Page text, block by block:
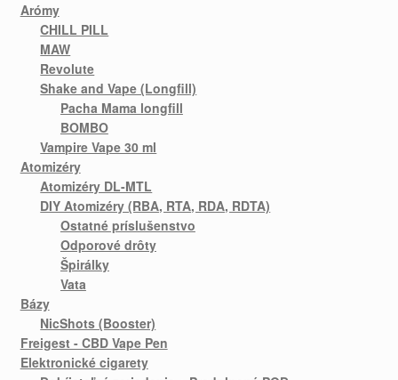
Arómy
CHILL PILL
MAW
Revolute
Shake and Vape (Longfill)
Pacha Mama longfill
BOMBO
Vampire Vape 30 ml
Atomizéry
Atomizéry DL-MTL
DIY Atomizéry (RBA, RTA, RDA, RDTA)
Ostatné príslušenstvo
Odporové drôty
Špirálky
Vata
Bázy
NicShots (Booster)
Freigest - CBD Vape Pen
Elektronické cigarety